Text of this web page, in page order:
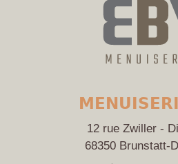
12 rue Zwiller -
68350 Brunstatt-